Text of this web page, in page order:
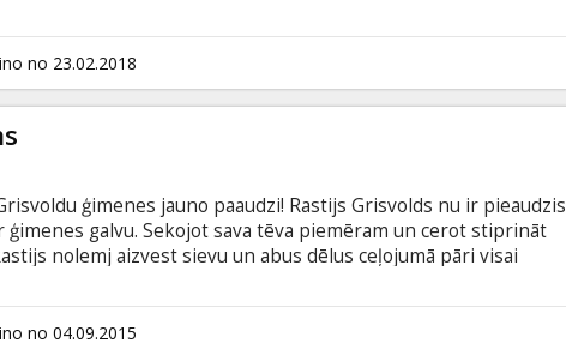
un Bruksu kaut kas nav kārtībā. Notikumi uzņem
jo tālāk, jo trakāk. Šī varētu būt jautrākā izklaide viņu mūžā,
Filma angļu valodā ar subtitriem latviešu un krievu valodā.
no 23.02.2018
ģimenes jauno paaudzi! Rastijs Grisvolds nu ir pieaudzis
ģimenes galvu. Sekojot sava tēva piemēram un cerot stiprināt
nolemj aizvest sievu un abus dēlus ceļojumā pāri visai
kā iecerēts. Filma angļu valodā ar subtitriem latviešu un
no 04.09.2015